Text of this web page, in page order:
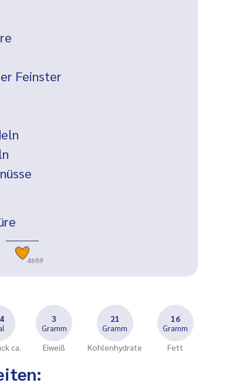
Feinster
4689
ca.
3
Gramm
Eiweiß
21
Gramm
Kohlenhydrate
16
Gramm
Fett